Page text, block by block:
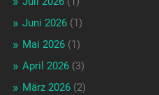
Juni 2026(1)
Mai 2026(1)
April 2026(3)
März 2026(2)